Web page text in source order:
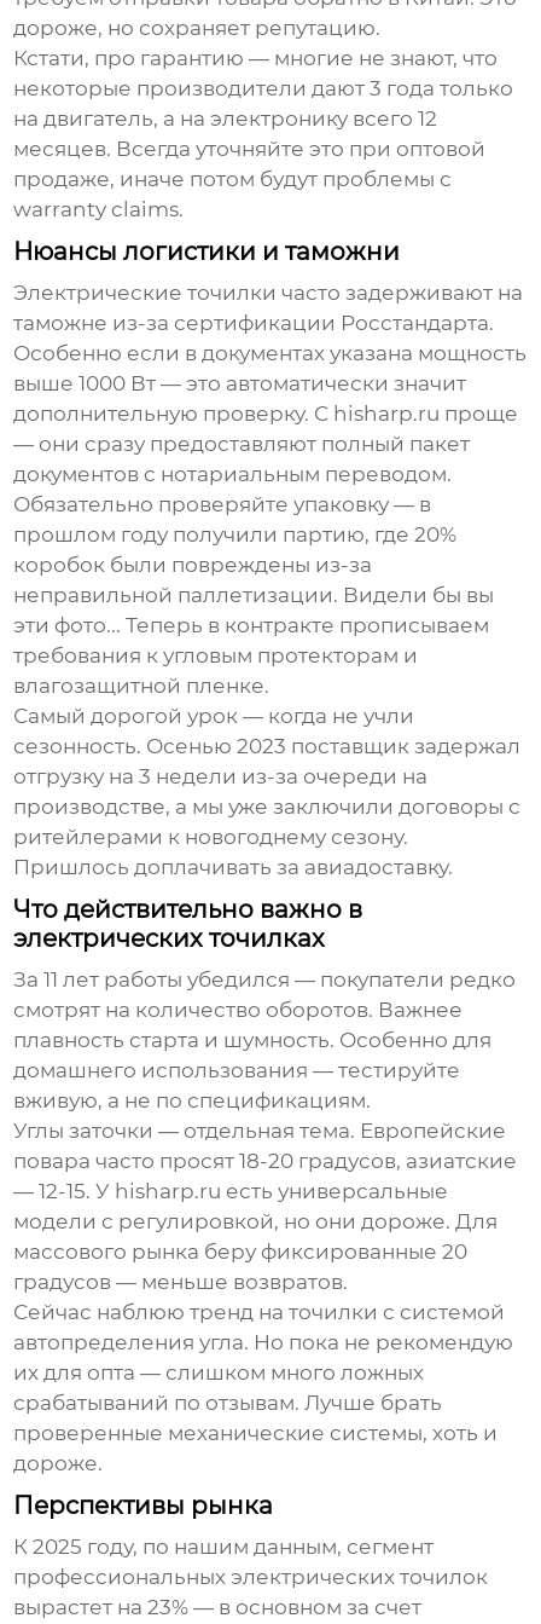
дороже, но сохраняет репутацию.
Кстати, про гарантию — многие не знают, что
некоторые производители дают 3 года только
на двигатель, а на электронику всего 12
месяцев. Всегда уточняйте это при оптовой
продаже, иначе потом будут проблемы с
warranty claims.
Нюансы логистики и таможни
Электрические точилки часто задерживают на
таможне из-за сертификации Росстандарта.
Особенно если в документах указана мощность
выше 1000 Вт — это автоматически значит
дополнительную проверку. С hisharp.ru проще
— они сразу предоставляют полный пакет
документов с нотариальным переводом.
Обязательно проверяйте упаковку — в
прошлом году получили партию, где 20%
коробок были повреждены из-за
неправильной паллетизации. Видели бы вы
эти фото... Теперь в контракте прописываем
требования к угловым протекторам и
влагозащитной пленке.
Самый дорогой урок — когда не учли
сезонность. Осенью 2023 поставщик задержал
отгрузку на 3 недели из-за очереди на
производстве, а мы уже заключили договоры с
ритейлерами к новогоднему сезону.
Пришлось доплачивать за авиадоставку.
Что действительно важно в
электрических точилках
За 11 лет работы убедился — покупатели редко
смотрят на количество оборотов. Важнее
плавность старта и шумность. Особенно для
домашнего использования — тестируйте
вживую, а не по спецификациям.
Углы заточки — отдельная тема. Европейские
повара часто просят 18-20 градусов, азиатские
— 12-15. У hisharp.ru есть универсальные
модели с регулировкой, но они дороже. Для
массового рынка беру фиксированные 20
градусов — меньше возвратов.
Сейчас наблюю тренд на точилки с системой
автопределения угла. Но пока не рекомендую
их для опта — слишком много ложных
срабатываний по отзывам. Лучше брать
проверенные механические системы, хоть и
дороже.
Перспективы рынка
К 2025 году, по нашим данным, сегмент
профессиональных электрических точилок
вырастет на 23% — в основном за счет